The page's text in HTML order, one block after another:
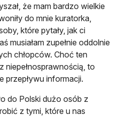
że mam bardzo wielkie
do mnie kuratorka,
które pytały, jak ci
musiałam zupełnie oddolnie
chłopców. Choć ten
niepełnosprawnością, to
przepływu informacji.
do Polski dużo osób z
z tymi, które u nas